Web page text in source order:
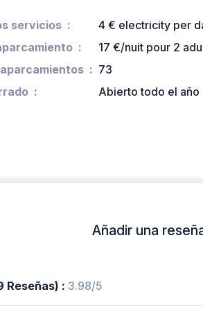
servicios
4 € electricity per
17 €/nuit pour 2
73
Abierto todo el año
Añadir una
Reseñas) : 3.98/5